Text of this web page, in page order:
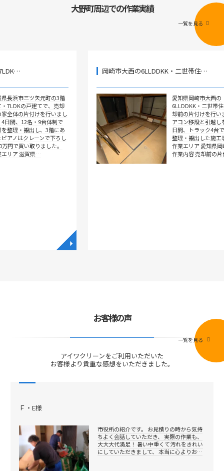
大野町周辺での作業実績
一覧を見る
矢元町の3階
てで、売却
けを行いまし
9台体制で
し、3階にあ
ーンで下ろし
りました。
…
岡崎市大西の6LLDDKK・二世帯住…
愛知県岡崎市大西の
6LLDDKK・二世帯住宅で、売
却前の片付けを行いました。エ
アコン移設と引越しを含めて4
日間、トラック4台で全部屋を
整理・搬出した施工事例です。
作業エリア 愛知県岡崎市大西
作業内容 売却前の片付け …
お客様の声
アイワクリーンをご利用いただいた
お客様より貴重な感想をいただきました。
一覧を見る
Ｆ・E様
市役所の紹介です。 お見積りの時から気持
ちよく会話していただき、 実際の作業も、
大大大代満足！ 暑い中重くて汚れをきれい
にしていただきまして、 本当に心よりお…